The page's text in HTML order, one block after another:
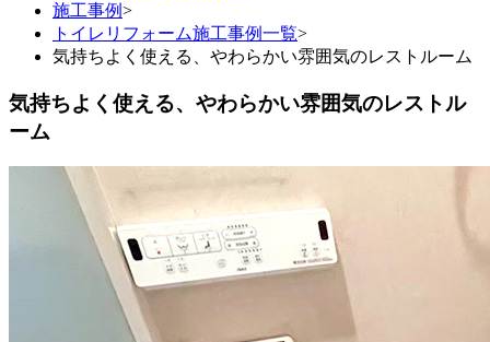
施工事例>
トイレリフォーム施工事例一覧>
気持ちよく使える、やわらかい雰囲気のレストルーム
気持ちよく使える、やわらかい雰囲気のレストル
ーム